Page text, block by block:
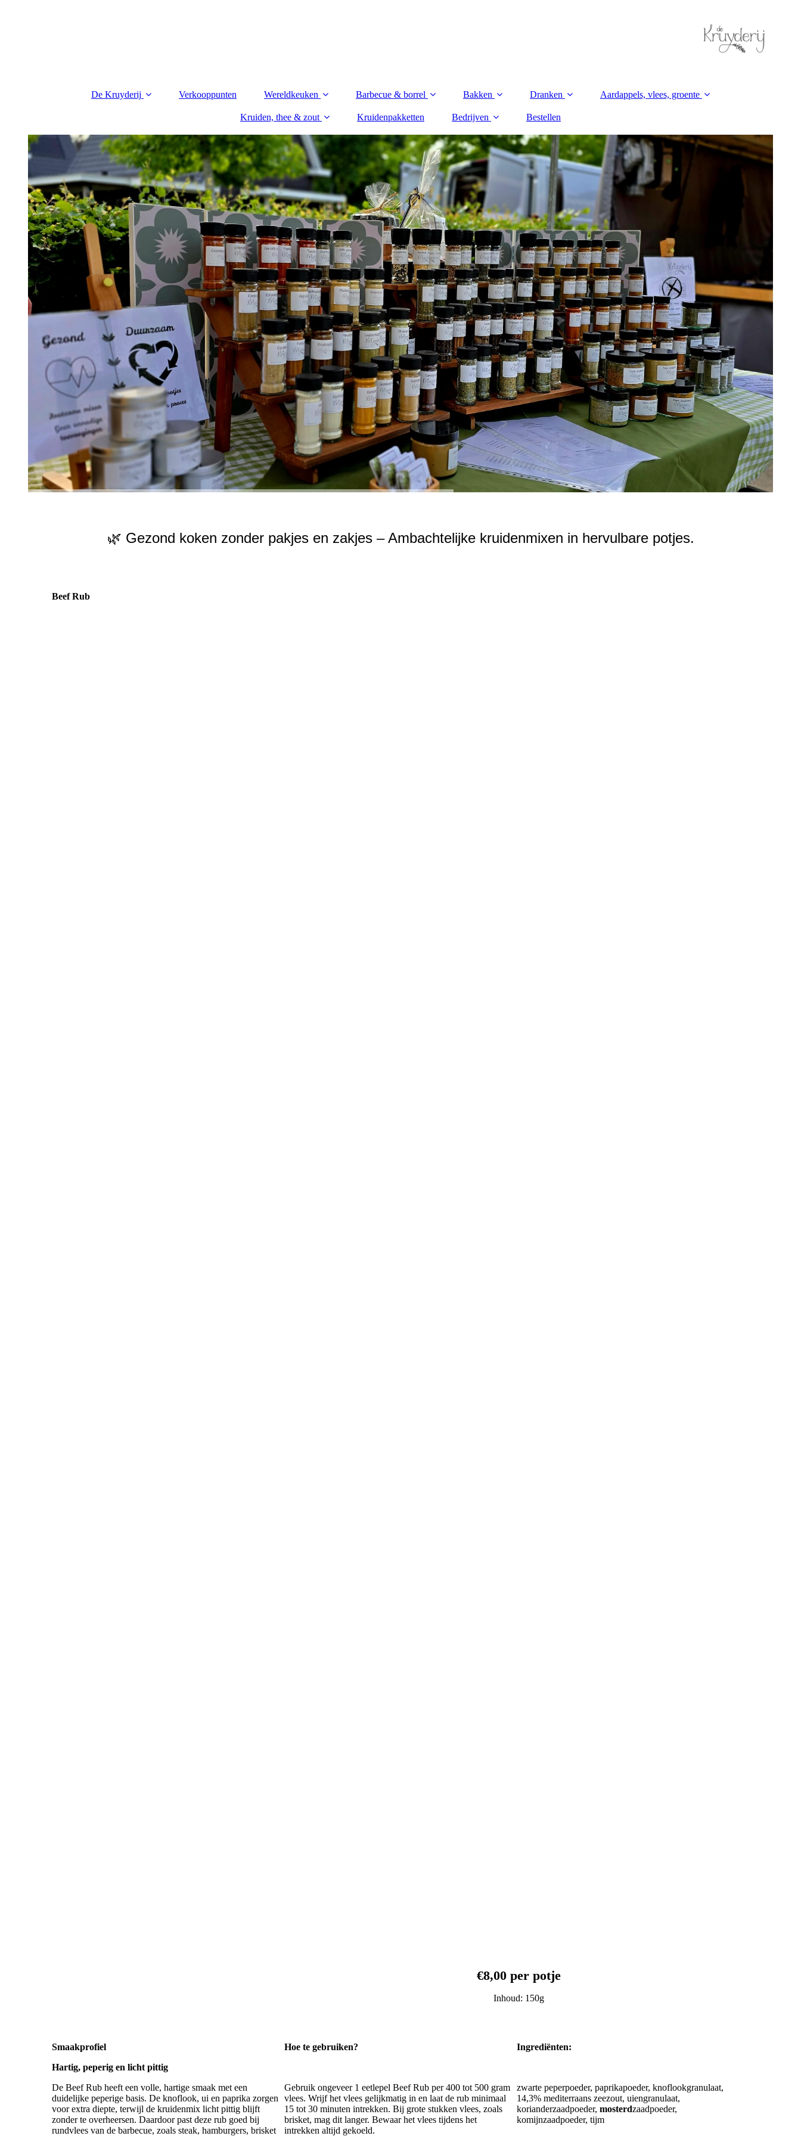
De Kruyderij Verkooppunten Wereldkeuken Barbecue & borrel Bakken Dranken Aardappels, vlees, groente
Kruiden, thee & zout Kruidenpakketten Bedrijven Bestellen
🌿 Gezond koken zonder pakjes en zakjes – Ambachtelijke kruidenmixen in hervulbare potjes.
Beef Rub
€8,00 per potje
Inhoud: 150g
Smaakprofiel
Hartig, peperig en licht pittig
De Beef Rub heeft een volle, hartige smaak met een
duidelijke peperige basis. De knoflook, ui en paprika zorgen
voor extra diepte, terwijl de kruidenmix licht pittig blijft
zonder te overheersen. Daardoor past deze rub goed bij
rundvlees van de barbecue, zoals steak, hamburgers, brisket
Hoe te gebruiken?
Gebruik ongeveer 1 eetlepel Beef Rub per 400 tot 500 gram
vlees. Wrijf het vlees gelijkmatig in en laat de rub minimaal
15 tot 30 minuten intrekken. Bij grote stukken vlees, zoals
brisket, mag dit langer. Bewaar het vlees tijdens het
intrekken altijd gekoeld.
Ingrediënten:
zwarte peperpoeder, paprikapoeder, knoflookgranulaat,
14,3% mediterraans zeezout, uiengranulaat,
korianderzaadpoeder, mosterdzaadpoeder,
komijnzaadpoeder, tijm